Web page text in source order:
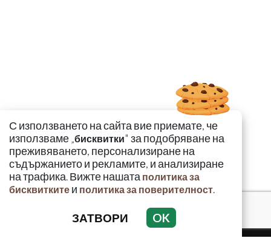
С използването на сайта вие приемате, че
използваме „бисквитки" за подобряване на
преживяването, персонализиране на
съдържанието и рекламите, и анализиране
на трафика. Вижте нашата политика за
бисквитките и политика за поверителност.
ЗАТВОРИ OK